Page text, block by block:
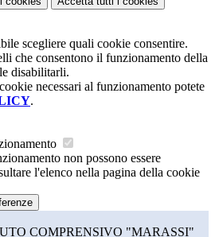
scegliere quali cookie consentire.
che consentono il funzionamento della
disabilitarli.
necessari al funzionamento potete
.
non possono essere
l'elenco nella pagina della cookie
COMPRENSIVO "MARASSI"